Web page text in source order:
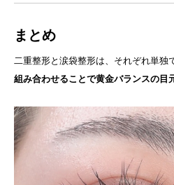
まとめ
二重整形と涙袋整形は、それぞれ単独
組み合わせることで黄金バランスの目